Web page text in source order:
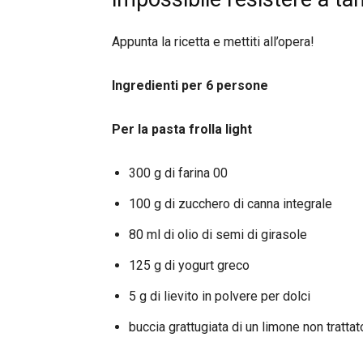
Appunta la ricetta e mettiti all’opera!
Ingredienti per 6 persone
Per la pasta frolla light
300 g di farina 00
100 g di zucchero di canna integrale
80 ml di olio di semi di girasole
125 g di yogurt greco
5 g di lievito in polvere per dolci
buccia grattugiata di un limone non